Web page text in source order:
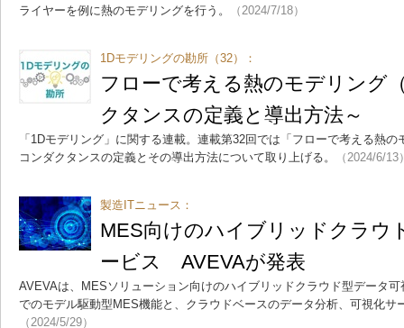
ライヤーを例に熱のモデリングを行う。
（2024/7/18）
1Dモデリングの勘所（32）：
フローで考える熱のモデリング
クタンスの定義と導出方法～
「1Dモデリング」に関する連載。連載第32回では「フローで考える熱
コンダクタンスの定義とその導出方法について取り上げる。
（2024/6/13
製造ITニュース：
MES向けのハイブリッドクラウ
ービス AVEVAが発表
AVEVAは、MESソリューション向けのハイブリッドクラウド型データ
でのモデル駆動型MES機能と、クラウドベースのデータ分析、可視化サ
（2024/5/29）